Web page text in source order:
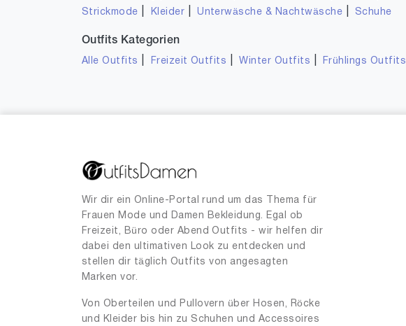
Strickmode
Kleider |Unterwäsche & Nachtwäsche Schuhe
Outfits Kategorien
Alle Outfits Freizeit Outfits |Winter Outfits Frühlings Outfits
Wir dir ein Online-Portal rund um das Thema für
Frauen Mode und Damen Bekleidung. Egal ob
Freizeit, Büro oder Abend Outfits - wir helfen dir
dabei den ultimativen Look zu entdecken und
stellen dir täglich Outfits von angesagten
Marken vor.
Von Oberteilen und Pullovern über Hosen, Röcke
und Kleider bis hin zu Schuhen und Accessoires